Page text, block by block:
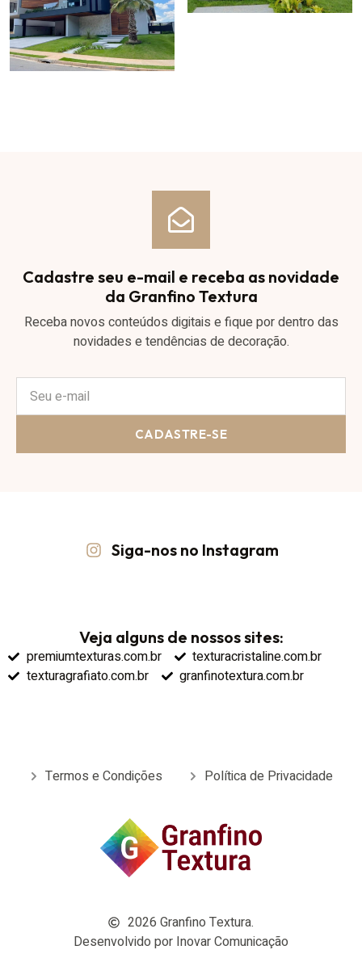
Cadastre seu e-mail e receba as novidade
da Granfino Textura
Receba novos conteúdos digitais e fique por dentro das
novidades e tendências de decoração.
CADASTRE-SE
Siga-nos no Instagram
Veja alguns de nossos sites:
premiumtexturas.com.br
texturacristaline.com.br
texturagrafiato.com.br
granfinotextura.com.br
Termos e Condições Política de Privacidade
2026 Granfino Textura.
Desenvolvido por Inovar Comunicação